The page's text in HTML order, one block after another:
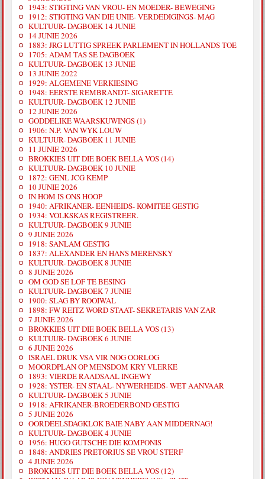
1943: STIGTING VAN VROU- EN MOEDER- BEWEGING
1912: STIGTING VAN DIE UNIE- VERDEDIGINGS- MAG
KULTUUR- DAGBOEK 14 JUNIE
14 JUNIE 2026
1883: JRG LUTTIG SPREEK PARLEMENT IN HOLLANDS TOE
1705: ADAM TAS SE DAGBOEK
KULTUUR- DAGBOEK 13 JUNIE
13 JUNIE 2022
1929: ALGEMENE VERKIESING
1948: EERSTE REMBRANDT- SIGARETTE
KULTUUR- DAGBOEK 12 JUNIE
12 JUNIE 2026
GODDELIKE WAARSKUWINGS (1)
1906: N.P. VAN WYK LOUW
KULTUUR- DAGBOEK 11 JUNIE
11 JUNIE 2026
BROKKIES UIT DIE BOEK BELLA VOS (14)
KULTUUR- DAGBOEK 10 JUNIE
1872: GENL JCG KEMP
10 JUNIE 2026
IN HOM IS ONS HOOP
1940: AFRIKANER- EENHEIDS- KOMITEE GESTIG
1934: VOLKSKAS REGISTREER.
KULTUUR- DAGBOEK 9 JUNIE
9 JUNIE 2026
1918: SANLAM GESTIG
1837: ALEXANDER EN HANS MERENSKY
KULTUUR- DAGBOEK 8 JUNIE
8 JUNIE 2026
OM GOD SE LOF TE BESING
KULTUUR- DAGBOEK 7 JUNIE
1900: SLAG BY ROOIWAL
1898: FW REITZ WORD STAAT- SEKRETARIS VAN ZAR
7 JUNIE 2026
BROKKIES UIT DIE BOEK BELLA VOS (13)
KULTUUR- DAGBOEK 6 JUNIE
6 JUNIE 2026
ISRAEL DRUK VSA VIR NOG OORLOG
MOORDPLAN OP MENSDOM KRY VLERKE
1893: VIERDE RAADSAAL INGEWY
1928: YSTER- EN STAAL- NYWERHEIDS- WET AANVAAR
KULTUUR- DAGBOEK 5 JUNIE
1918: AFRIKANER-BROEDERBOND GESTIG
5 JUNIE 2026
OORDEELSDAGKLOK BAIE NABY AAN MIDDERNAG!
KULTUUR- DAGBOEK 4 JUNIE
1956: HUGO GUTSCHE DIE KOMPONIS
1848: ANDRIES PRETORIUS SE VROU STERF
4 JUNIE 2026
BROKKIES UIT DIE BOEK BELLA VOS (12)